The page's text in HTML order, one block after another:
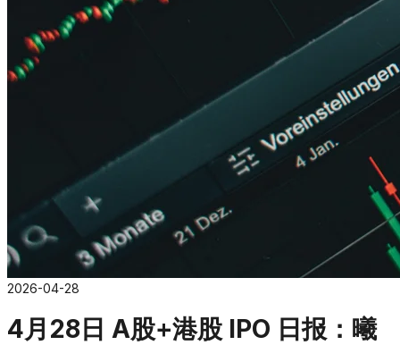
2026-04-28
4月28日 A股+港股 IPO 日报：曦